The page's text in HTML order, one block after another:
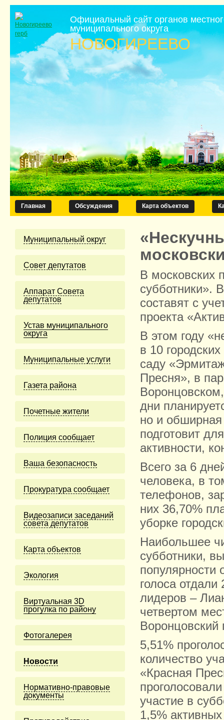
Официальный сайт органов
муниципального округа
НОВОГИРЕЕВО
Главная Обсуждения Карта объектов
Муниципальный округ
Cовет депутатов
Аппарат Совета
депутатов
Устав муниципального
округа
Муниципальные услуги
Газета района
Почетные жители
Полиция сообщает
Ваша безопасность
Прокуратура сообщает
Видеозаписи заседаний
совета депутатов
Карта объектов
Экология
Виртуальная 3D
прогулка по району
Фотогалерея
Новости
Нормативно-правовые
документы
В московских
субботники».
составят с
проекта
В этом году
в 10
саду
Пресня», в
дни
но и
подготовит
активности,
Всего за 6
человека, в
телефонов,
них 36,70%
уборке
Наибольшее
субботники,
популярности
голоса
лидеров –
четвертом
Воронцовский
5,51%
количество
«Красная
участие в
1,5%